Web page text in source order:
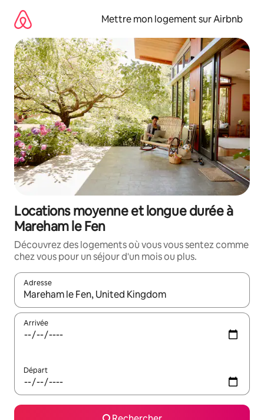
directement
contenu
Mettre mon logement sur Airbnb
Locations moyenne et longue durée à
Mareham le Fen
Découvrez des logements où vous vous sentez comme
chez vous pour un séjour d'un mois ou plus.
Adresse
Lorsque les résultats s'affichent, utilisez les flèches vers le
Arrivée
Départ